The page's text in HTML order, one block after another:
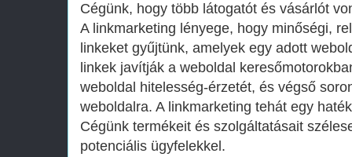
Cégünk, hogy több látogatót és vásárlót
A linkmarketing lényege, hogy minőségi,
linkeket gyűjtünk, amelyek egy adott
linkek javítják a weboldal
weboldal hitelesség-érzetét, és végső
weboldalra. A linkmarketing tehát egy
Cégünk termékeit és szolgáltatásait
potenciális ügyfelekkel.